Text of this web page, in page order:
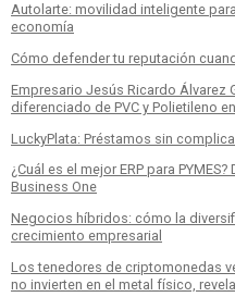
Autolarte: movilidad inteligente
economía
Cómo defender tu reputación
Empresario Jesús Ricardo Álvarez
diferenciado de PVC y Polietileno
LuckyPlata: Préstamos sin
¿Cuál es el mejor ERP para
Business One
Negocios híbridos: cómo la
crecimiento empresarial
Los tenedores de criptomonedas
no invierten en el metal físico,